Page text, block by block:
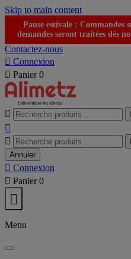
Skip to main content
Pause estivale : Commandes
demandes seront traitées dès
Contactez-nous
 Connexion
 Panier 0



Annuler
 Connexion
 Panier 0

Menu